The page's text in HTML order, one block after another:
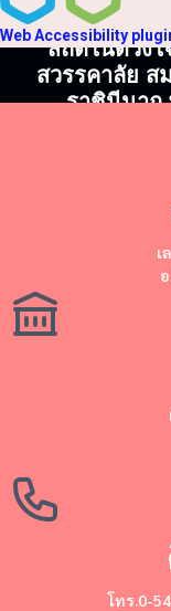
Web Accessibility
"สถิตในดวง
สวรรคาลัย ส
ราชินีนาถ
เ
โทร.0-